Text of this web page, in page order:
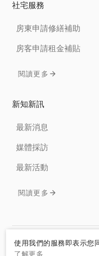
社宅服務
房東申請修繕補助
房客申請租金補貼
閱讀更多
新知新訊
最新消息
媒體採訪
最新活動
閱讀更多
免責聲明 隱
使用我們的服務即表示您
了解更多